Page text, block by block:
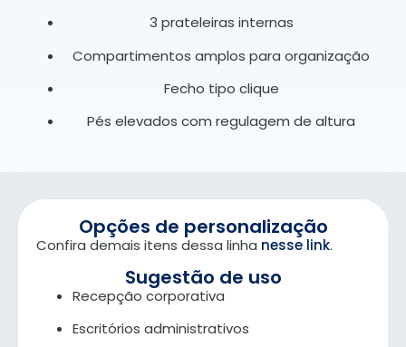
3 prateleiras internas
Compartimentos amplos para organização
Fecho tipo clique
Pés elevados com regulagem de altura
Opções de personalização
Confira demais itens dessa linha nesse link.
Sugestão de uso
Recepção corporativa
Escritórios administrativos